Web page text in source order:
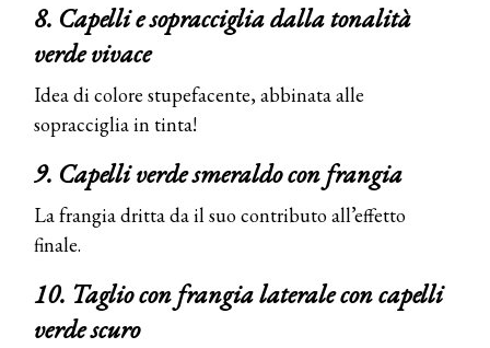
8. Capelli e sopracciglia dalla tonalità
verde vivace
Idea di colore stupefacente, abbinata alle
sopracciglia in tinta!
9. Capelli verde smeraldo con frangia
La frangia dritta da il suo contributo all’effetto
finale.
10. Taglio con frangia laterale con capelli
verde scuro